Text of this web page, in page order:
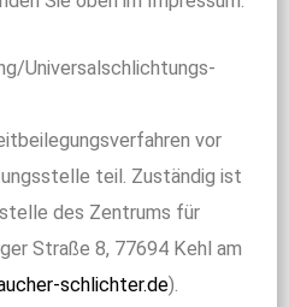
Universal­schlichtungs­
vor
teil. Zuständig ist
des Zentrums für
Straße 8, 77694 Kehl am
schlichter.de).